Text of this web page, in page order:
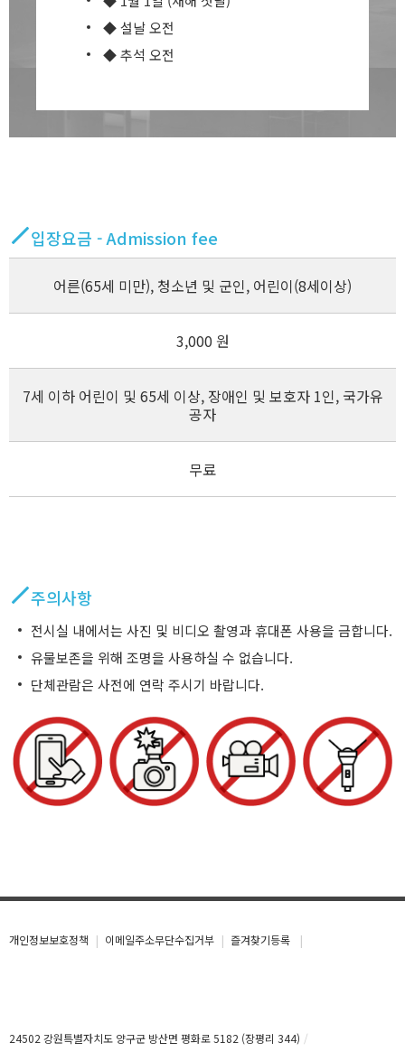
◆ 설날 오전
◆ 추석 오전
입장요금 - Admission fee
어른(65세 미만), 청소년 및 군인, 어린이(8세이상)
3,000 원
7세 이하 어린이 및 65세 이상, 장애인 및 보호자 1인, 국가유
공자
무료
주의사항
전시실 내에서는 사진 및 비디오 촬영과 휴대폰 사용을 금합니다.
유물보존을 위해 조명을 사용하실 수 없습니다.
단체관람은 사전에 연락 주시기 바랍니다.
개인정보보호정책 이메일주소무단수집거부 즐겨찾기등록
24502 강원특별자치도 양구군 방산면 평화로 5182 (장평리 344)